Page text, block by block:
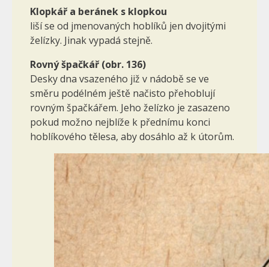
Klopkář a beránek s klopkou
liší se od jmenovaných hoblíků jen dvojitými
želízky. Jinak vypadá stejně.
Rovný špačkář (obr. 136)
Desky dna vsazeného již v nádobě se ve
směru podélném ještě načisto přehoblují
rovným špačkářem. Jeho želízko je zasazeno
pokud možno nejblíže k přednímu konci
hoblíkového tělesa, aby dosáhlo až k útorům.